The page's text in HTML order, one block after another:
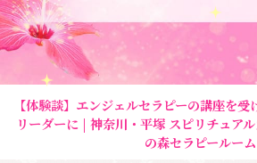
【体験談】エンジェルセラピーの講座を
リーダーに | 神奈川・平塚 スピリチュア
の森セラピールーム